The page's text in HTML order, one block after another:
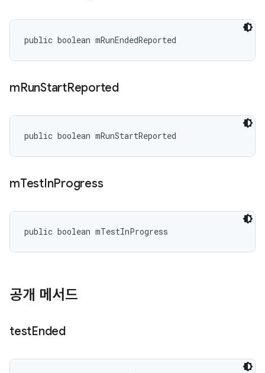
public boolean mRunEndedReported
mRunStartReported
public boolean mRunStartReported
mTestInProgress
public boolean mTestInProgress
공개 메서드
testEnded